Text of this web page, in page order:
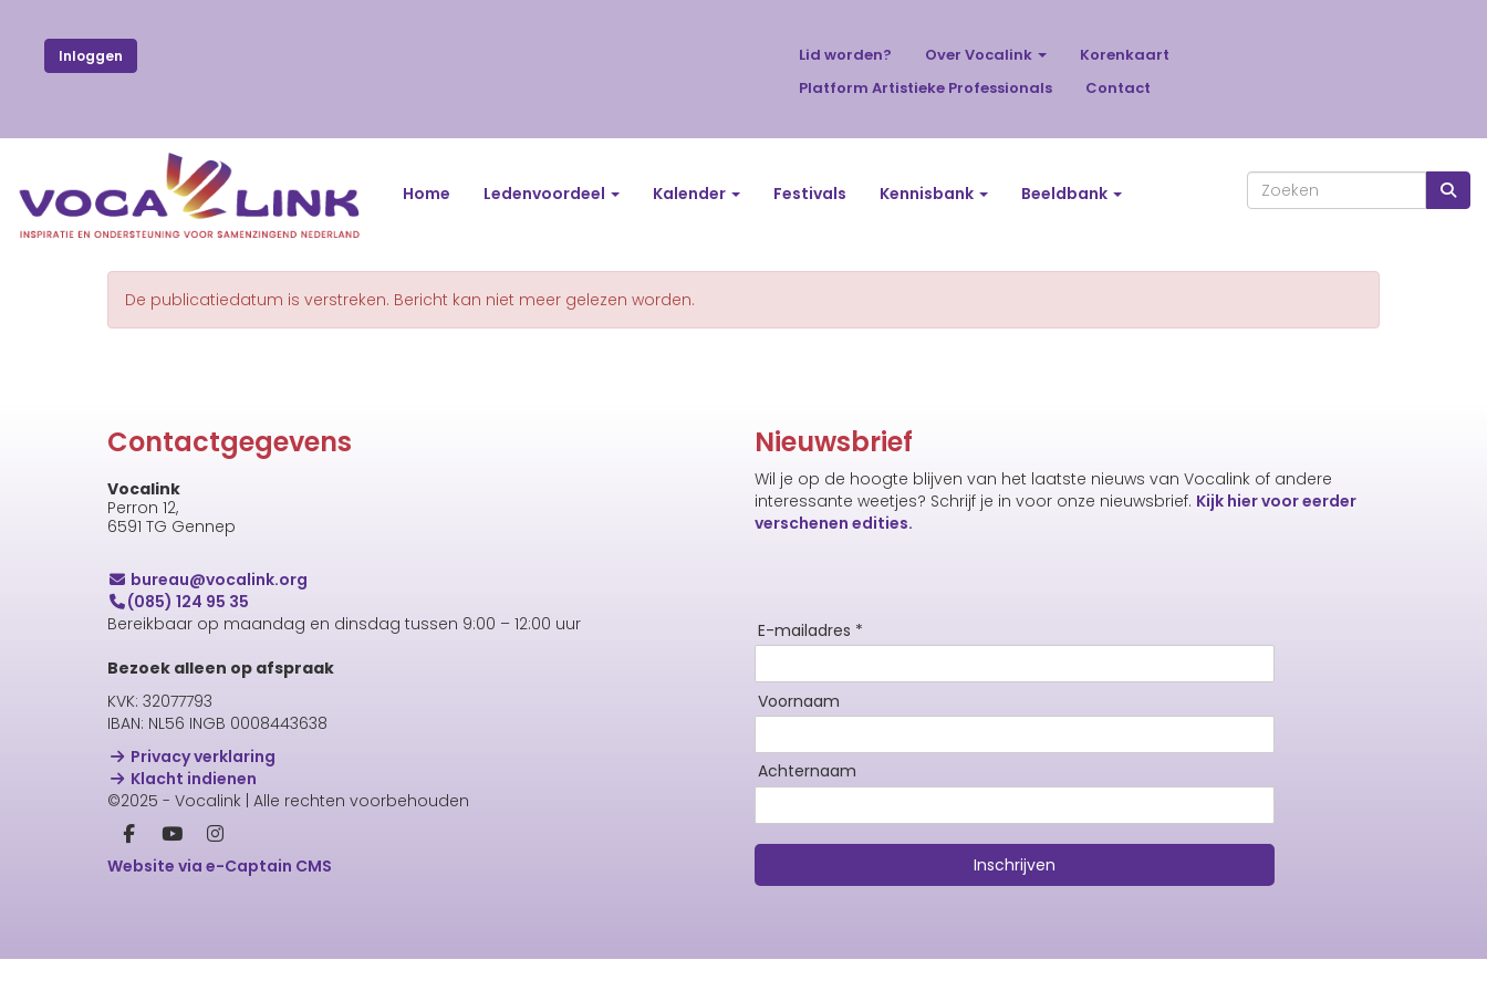
Inloggen Lid worden? Over Vocalink
Korenkaart
Platform Artistieke Professionals
Contact
Home Ledenvoordeel Kalender Festivals Kennisbank Beeldbank
De publicatiedatum is verstreken. Bericht kan niet meer gelezen worden.
Contactgegevens
Vocalink
Perron 12,
6591 TG Gennep
uaerub@vocalink.org
(085) 124 95 35
Bereikbaar op maandag en dinsdag tussen 9:00 – 12:00 uur
Bezoek alleen op afspraak
KVK: 32077793
IBAN: NL56 INGB 0008443638
Privacy verklaring
Klacht indienen
©2025 - Vocalink | Alle rechten voorbehouden
Website via e-Captain CMS
Nieuwsbrief
Wil je op de hoogte blijven van het laatste nieuws van Vocalink of andere
interessante weetjes? Schrijf je in voor onze nieuwsbrief. Kijk hier voor eerder
verschenen edities.
E-mailadres *
Voornaam
Achternaam
Inschrijven